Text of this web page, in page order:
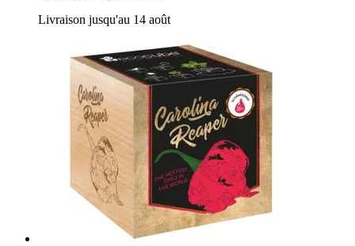
Livraison jusqu'au 14 août